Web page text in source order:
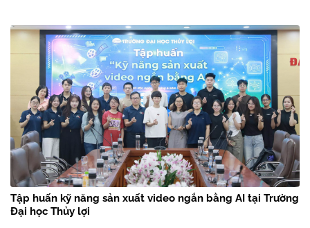
Tập huấn kỹ năng sản xuất video ngắn bằng AI tại Trường
Đại học Thủy lợi